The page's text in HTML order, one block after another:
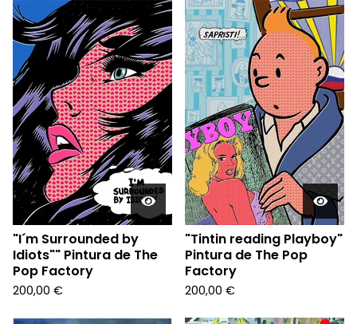
"I´m Surrounded by
Idiots"" Pintura de The
Pop Factory
200,00 €
"Tintin reading Playboy"
Pintura de The Pop
Factory
200,00 €